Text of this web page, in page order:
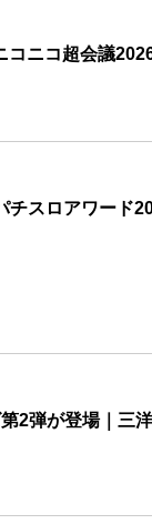
コニコ超会議
チスロアワード
2弾が登場｜三洋